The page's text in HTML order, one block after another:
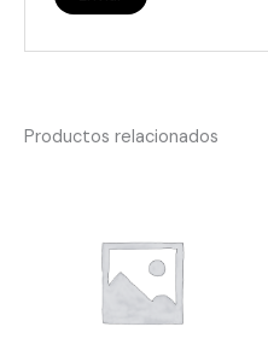
Productos relacionados